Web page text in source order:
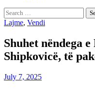
Search
for:
Lajme, Vendi
Shuhet nëndega
Shipkovicë, të
July 7, 2025